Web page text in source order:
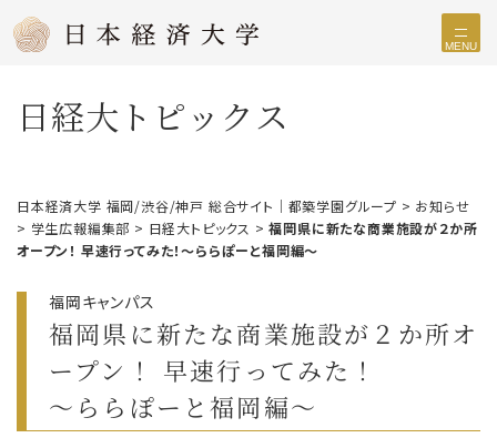
MENU
日経大トピックス
日本経済大学 福岡/渋谷/神戸 総合サイト｜都築学園グループ > お知らせ
> 学生広報編集部 > 日経大トピックス >福岡県に新たな商業施設が２か所
オープン！ 早速行ってみた！〜ららぽーと福岡編〜
福岡キャンパス
福岡県に新たな商業施設が２か所オ
ープン！ 早速行ってみた！
〜ららぽーと福岡編〜